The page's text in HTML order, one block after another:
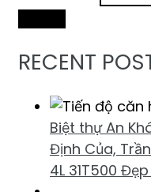
RECENT
Biệt thự An
Định Của,
4L 31T500